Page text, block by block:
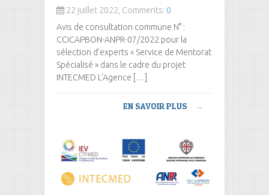
22 juillet 2022, Comments: 0
Avis de consultation commune N° :
CCICAPBON-ANPR-07/2022 pour la
sélection d’experts « Service de Mentorat
Spécialisé » dans le cadre du projet
INTECMED L’Agence […]
EN SAVOIR PLUS →